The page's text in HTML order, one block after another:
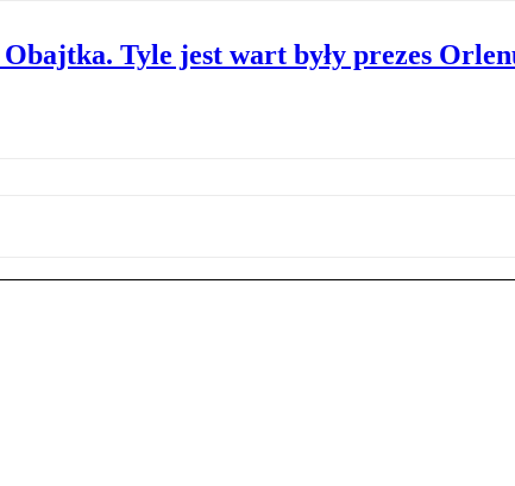
Tyle jest wart były prezes